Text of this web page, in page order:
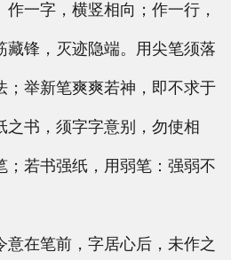
一字，横竖相向；作一行，
藏锋，灭迹隐端。用尖笔须落
；举新笔爽爽若神，即不求于
之书，须字字意别，勿使相
；若书强纸，用弱笔：强弱不
在笔前，字居心后，未作之